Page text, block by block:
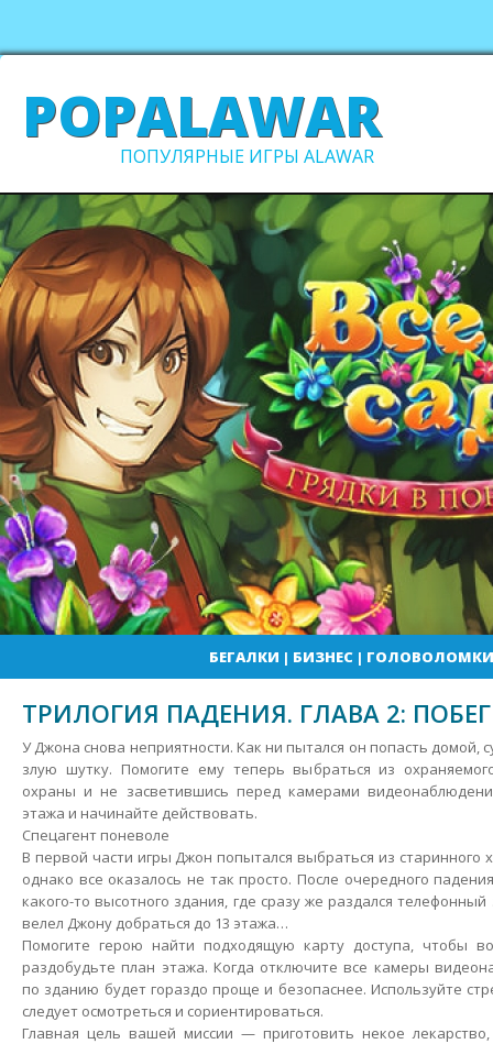
POPALAWAR
ПОПУЛЯРНЫЕ ИГРЫ ALAWAR
БЕГАЛКИ | БИЗНЕС| ГОЛОВОЛОМКИ
ТРИЛОГИЯ ПАДЕНИЯ. ГЛАВА 2: ПОБЕГ
У Джона снова неприятности. Как ни пытался он попасть домой,
злую шутку. Помогите ему теперь выбраться из
охраны и не засветившись перед камерами
этажа и начинайте действовать.
Спецагент поневоле
В первой части игры Джон попытался выбраться из старинного
однако все оказалось не так просто. После очередного
какого-то высотного здания, где сразу же раздался
велел Джону добраться до 13 этажа…
Помогите герою найти подходящую карту доступа, чтобы
раздобудьте план этажа. Когда отключите все камеры
по зданию будет гораздо проще и безопаснее. Используйте
следует осмотреться и сориентироваться.
Главная цель вашей миссии — приготовить некое